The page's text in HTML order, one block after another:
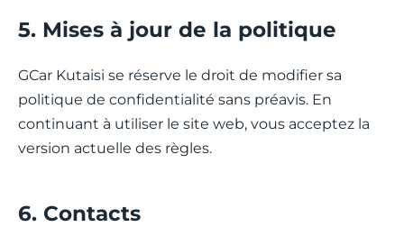
5. Mises à jour de la politique
GCar Kutaisi se réserve le droit de modifier sa
politique de confidentialité sans préavis. En
continuant à utiliser le site web, vous acceptez la
version actuelle des règles.
6. Contacts